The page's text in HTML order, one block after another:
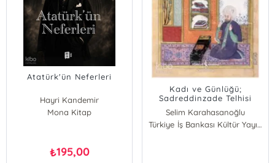
Atatürk'ün Neferleri
Hayri Kandemir
Mona Kitap
₺195,00
Kadı ve Günlüğü;
Sadreddinzade Telhisi
Mustafa Efendi Günlüğü
Selim Karahasanoğlu
Türkiye İş Bankası Kültür Yayınları